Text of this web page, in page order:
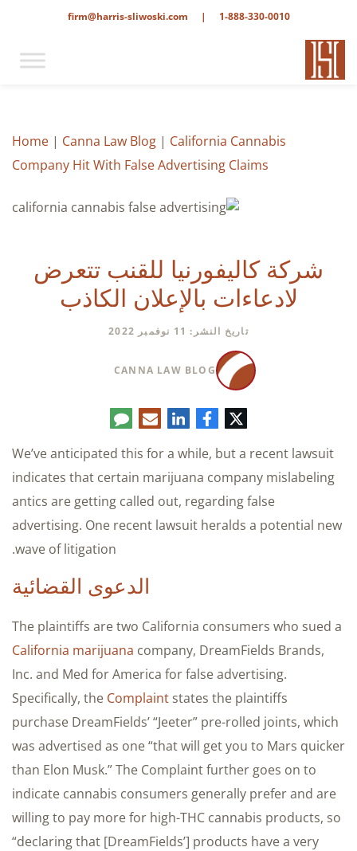
1-888-330-0010
|
firm@harris-sliwoski.com
Home | Canna Law Blog | California Cannabis
Company Hit With False Advertising Claims
شركة كاليفورنيا للقنب تتعرض
لادعاءات بالإعلان الكاذب
تاريخ النشر: 11 نوفمبر 2022
CANNA LAW BLOG
تويترفيسبوكلينكدإنالبريد
الإلكتروني
تعليق
We’ve anticipated this for a while, but a recent lawsuit
indicates that certain marijuana company mislabeling
antics are getting called out, regarding false
advertising. One recent lawsuit heralds a potential new
wave of litigation.
الدعوى القضائية
The plaintiffs are two California consumers who sued a
California marijuana company, DreamFields Brands,
Inc. and Med for America for false advertising.
Specifically, the Complaint states the plaintiffs
purchase DreamFields’ “Jeeter” pre-rolled joints, which
was advertised as one “that will get you to Mars quicker
than Elon Musk.” The Complaint further goes on to
indicate cannabis consumers generally prefer and are
willing to pay more for high-THC cannabis products, so
“declaring that [DreamFields’] products have a very